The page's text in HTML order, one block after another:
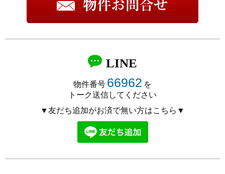
LINE
物件番号 66962 を
トーク送信してください
▼友だち追加がお済で無い方はこちら▼